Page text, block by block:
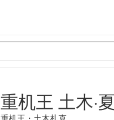
重机王 土木·
重机王・土木札克